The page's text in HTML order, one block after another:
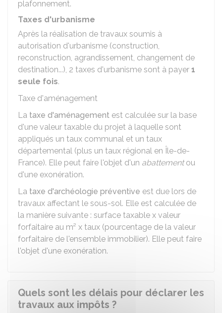
plafonnement.
Taxes d'urbanisme
Après la réalisation de travaux soumis à
autorisation d'urbanisme (construction,
reconstruction, agrandissement, changement de
destination...), 2 taxes d'urbanisme sont à payer 1
seule fois.
Taxe d'aménagement
La taxe d'aménagement est calculée sur la base
d'une valeur taxable du projet à laquelle sont
appliqués un taux communal et un taux
départemental (plus un taux régional en Île-de-
France). Elle peut faire l'objet d'un abattementou
d'une exonération.
La taxe d'archéologie préventive est due lors de
travaux affectant le sous-sol. Elle est calculée de
la manière suivante : surface taxable x valeur
forfaitaire au m² x taux (pourcentage de la valeur
forfaitaire de l'ensemble immobilier). Elle peut faire
l'objet d'une exonération.
Quels sont les délais pour déclarer les
travaux aux impôts ?